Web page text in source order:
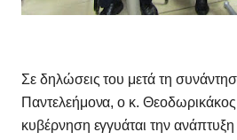
Σε δηλώσεις του μετά τη
Παντελεήμονα, ο κ. Θεοδωρικάκος
κυβέρνηση εγγυάται την